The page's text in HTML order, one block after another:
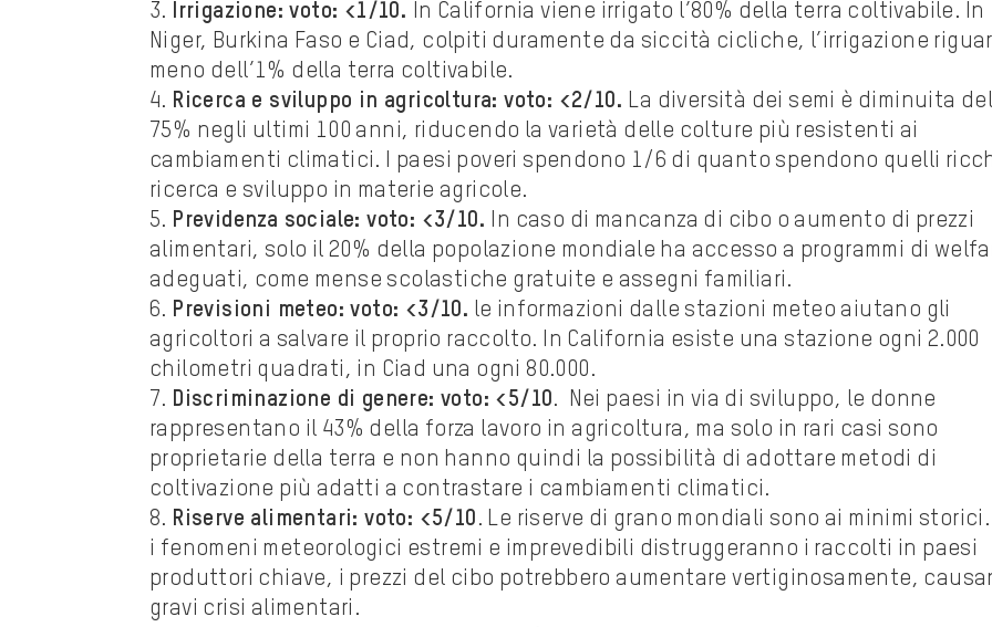
3. Irrigazione: voto: <1/10. In California viene irrigato l’80% della terra coltivabile. In
Niger, Burkina Faso e Ciad, colpiti duramente da siccità cicliche, l’irrigazione
meno dell’1% della terra coltivabile.
4. Ricerca e sviluppo in agricoltura: voto: <2/10. La diversità dei semi è diminuita del
75% negli ultimi 100 anni, riducendo la varietà delle colture più resistenti ai
cambiamenti climatici. I paesi poveri spendono 1/6 di quanto spendono quelli
ricerca e sviluppo in materie agricole.
5. Previdenza sociale: voto: <3/10. In caso di mancanza di cibo o aumento di prezzi
alimentari, solo il 20% della popolazione mondiale ha accesso a programmi di
adeguati, come mense scolastiche gratuite e assegni familiari.
6. Previsioni meteo: voto: <3/10. le informazioni dalle stazioni meteo aiutano gli
agricoltori a salvare il proprio raccolto. In California esiste una stazione ogni 2.000
chilometri quadrati, in Ciad una ogni 80.000.
7. Discriminazione di genere: voto: <5/10. Nei paesi in via di sviluppo, le donne
rappresentano il 43% della forza lavoro in agricoltura, ma solo in rari casi sono
proprietarie della terra e non hanno quindi la possibilità di adottare metodi di
coltivazione più adatti a contrastare i cambiamenti climatici.
8. Riserve alimentari: voto: <5/10 . Le riserve di grano mondiali sono ai minimi storici.
i fenomeni meteorologici estremi e imprevedibili distruggeranno i raccolti in paesi
produttori chiave, i prezzi del cibo potrebbero aumentare vertiginosamente,
gravi crisi alimentari.